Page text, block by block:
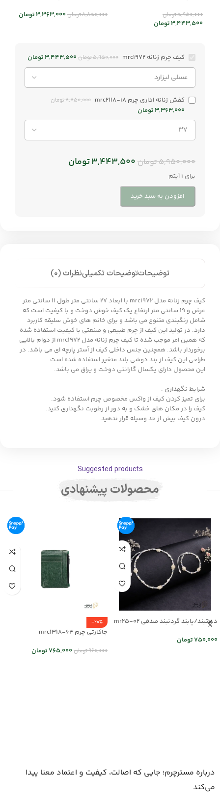
5,950,000تومان
3,443,500تومان
8,850,000تومان3,363,000تومان
کیف چرم زنانه mrc1972 5,950,000تومان3,443,500تومان
کفش زنانه اداری چرم mrc2118-18 8,850,000تومان
3,363,000تومان
5,950,000تومان 3,443,500تومان
برای 1 آیتم
افزودن به سبد خرید
توضیحاتتوضیحات تکمیلینظرات (0)
کیف چرم زنانه مدل mrc1972 با ابعاد 27 سانتی متر طول 11 سانتی متر
عرض و 19 سانتی متر ارتفاع یک کیف خوش دوخت و با کیفیت است که
شامل رنگبندی متنوع می باشد و برای خانم های خوش سلیقه کاربرد
دارد. در تولید این کیف از چرم طبیعی و صنعتی با کیفیت استفاده شده
که همین امر موجب شده تا کیف چرم زنانه مدل mrc1972 از دوام بالایی
برخوردار باشد. همچنین جنس داخلی کیف از آستر پارچه ای می باشد. در
طراحی این کیف از بند دوشی بلند متغیر استفاده شده است.
این محصول دارای یکسال گارانتی دوخت و یراق می باشد.
شرایط نگهداری :
برای تمیز کردن کیف از واکس مخصوص چرم استفاده شود.
کیف را در مکان های خشک و به دور از رطوبت نگهداری کنید.
درون کیف بیش از حد وسیله قرار ندهید.
Suggested products
محصولات پیشنهادی
دستبند/پابند گردنبند صدفی mr25-02
750,000تومان
-20%
جاکارتی چرم mrc1318-64
960,000تومان765,000تومان
درباره مسترچرم؛ جایی که اصالت، کیفیت و اعتماد معنا پیدا
می‌کند